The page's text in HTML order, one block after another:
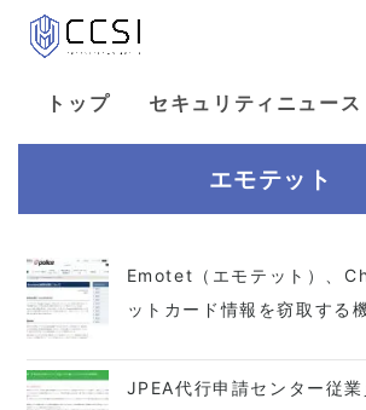
トップ セキュリティニュース
エモテット
Emotet（エモテット）、
ットカード情報を窃取する
JPEA代行申請センター従